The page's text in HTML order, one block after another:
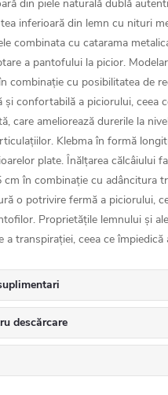
din piele naturală dublă
inferioară din lemn cu nituri
combinata cu catarama
a pantofului la picior.
combinație cu posibilitatea de
și confortabilă a piciorului, ceea
care ameliorează durerile la
Klebma în formă
plate. Înălțarea călcâiului
cm în combinație cu adâncitura
o potrivire fermă a piciorului,
Proprietățile lemnului și
a transpirației, ceea ce împiedică
descărcare